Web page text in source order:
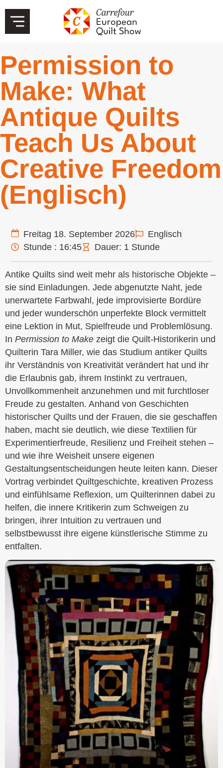
Permission to
Make: What
Antique Quilts
Teach Us About
Creative Freedom
(Englisch)
Freitag 18. September 2026
Englisch
Stunde : 16:45
Dauer: 1 Stunde
Antike Quilts sind weit mehr als historische Objekte –
sie sind Einladungen. Jede abgenutzte Naht, jede
unerwartete Farbwahl, jede improvisierte Bordüre
und jeder wunderschön unperfekte Block vermittelt
eine Lektion in Mut, Spielfreude und Problemlösung.
In Permission to Make zeigt die Quilt-Historikerin und
Quilterin Tara Miller, wie das Studium antiker Quilts
ihr Verständnis von Kreativität verändert hat und ihr
die Erlaubnis gab, ihrem Instinkt zu vertrauen,
Unvollkommenheit anzunehmen und mit furchtloser
Freude zu gestalten. Anhand von Geschichten
historischer Quilts und der Frauen, die sie geschaffen
haben, macht sie deutlich, wie diese Textilien für
Experimentierfreude, Resilienz und Freiheit stehen –
und wie ihre Weisheit unsere eigenen
Gestaltungsentscheidungen heute leiten kann. Dieser
Vortrag verbindet Quiltgeschichte, kreativen Prozess
und einfühlsame Reflexion, um Quilterinnen dabei zu
helfen, die innere Kritikerin zum Schweigen zu
bringen, ihrer Intuition zu vertrauen und
selbstbewusst ihre eigene künstlerische Stimme zu
entfalten.